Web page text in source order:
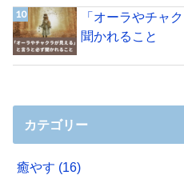
「オーラやチャ
聞かれること
カテゴリー
癒やす (16)